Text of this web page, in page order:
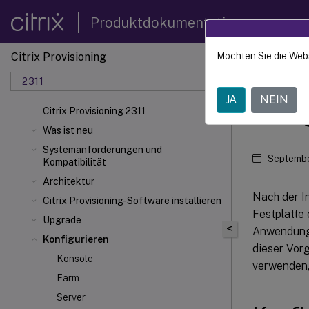
Produktdokumentation
Citrix Provisioning
2311
Citrix Provisioning 2311
Was ist neu
Systemanforderungen und
Kompatibilität
Architektur
Citrix Provisioning-Software installieren
Upgrade
Konfigurieren
Konsole
Farm
Server
Citrix
<
Nach der
Festplatte
dieser
Möchten Sie die
JA NEIN